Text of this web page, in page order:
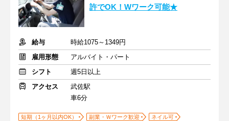
許でOK！Wワーク可能★
給与
時給1075～1349円
雇用形態
アルバイト・パート
シフト
週5日以上
アクセス
武佐駅
車6分
短期（1ヶ月以内OK） 副業・Ｗワーク歓迎
ネイル可